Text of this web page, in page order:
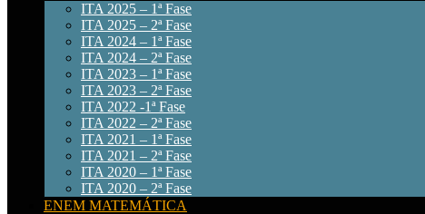
ITA 2025 – 1ª Fase
ITA 2025 – 2ª Fase
ITA 2024 – 1ª Fase
ITA 2024 – 2ª Fase
ITA 2023 – 1ª Fase
ITA 2023 – 2ª Fase
ITA 2022 -1ª Fase
ITA 2022 – 2ª Fase
ITA 2021 – 1ª Fase
ITA 2021 – 2ª Fase
ITA 2020 – 1ª Fase
ITA 2020 – 2ª Fase
ENEM MATEMÁTICA